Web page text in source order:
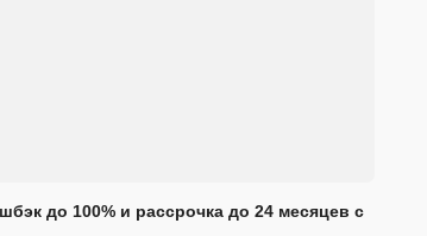
до 100% и рассрочка до 24 месяцев с